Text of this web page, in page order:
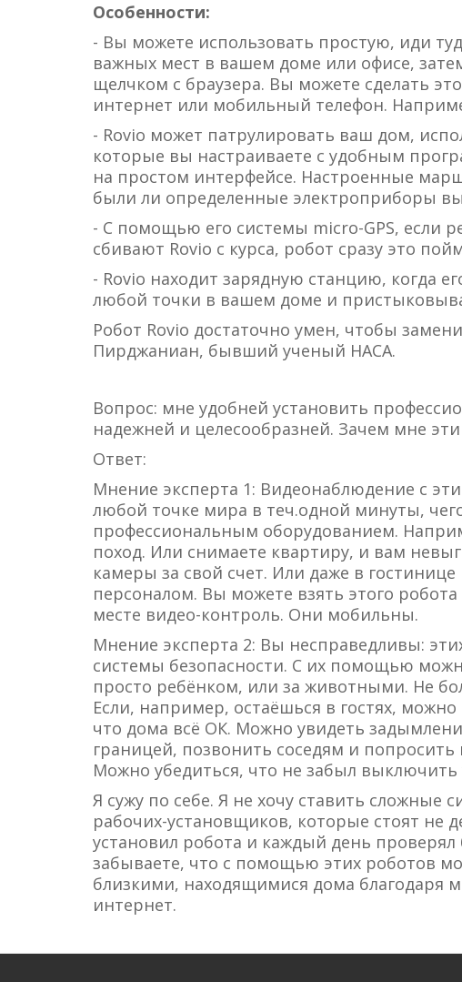
Особенности:
- Вы можете использовать простую, иди
важных мест в вашем доме или офисе,
щелчком с браузера. Вы можете сделать
интернет или мобильный телефон.
- Rovio может патрулировать ваш дом,
которые вы настраиваете с удобным
на простом интерфейсе. Настроенные
были ли определенные электроприборы
- С помощью его системы micro-GPS, если
сбивают Rovio с курса, робот сразу это
- Rovio находит зарядную станцию, когда
любой точки в вашем доме и
Робот Rovio достаточно умен, чтобы
Пирджаниан, бывший ученый НАСА.
Вопрос: мне удобней установить
надежней и целесообразней. Зачем мне
Ответ:
Мнение эксперта 1: Видеонаблюдение с
любой точке мира в теч.одной минуты,
профессиональным оборудованием.
поход. Или снимаете квартиру, и вам
камеры за свой счет. Или даже в
персоналом. Вы можете взять этого
месте видео-контроль. Они мобильны.
Мнение эксперта 2: Вы несправедливы:
системы безопасности. С их помощью
просто ребёнком, или за животными. Не
Если, например, остаёшься в гостях,
что дома всё ОК. Можно увидеть
границей, позвонить соседям и
Можно убедиться, что не забыл выключить
Я сужу по себе. Я не хочу ставить сложные
рабочих-установщиков, которые стоят не
установил робота и каждый день
забываете, что с помощью этих роботов
близкими, находящимися дома благодаря
интернет.